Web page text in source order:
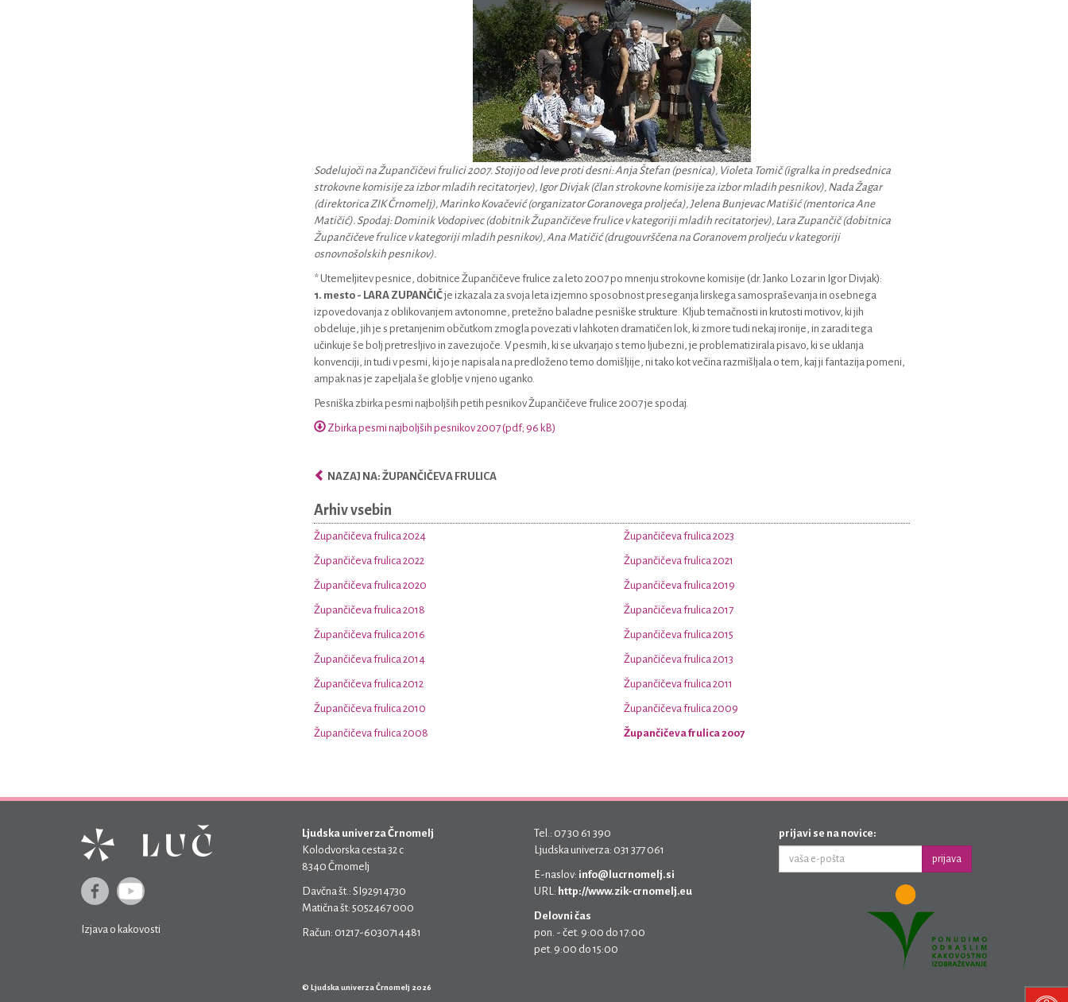
Sodelujoči na Župančičevi frulici 2007. Stojijo od leve proti desni: Anja Štefan (pesnica), Violeta Tomič (igralka in predsednica
strokovne komisije za izbor mladih recitatorjev), Igor Divjak (član strokovne komisije za izbor mladih pesnikov), Nada Žagar
(direktorica ZIK Črnomelj), Marinko Kovačević (organizator Goranovega proljeća), Jelena Bunjevac Matišić (mentorica Ane
Matičić). Spodaj: Dominik Vodopivec (dobitnik Župančičeve frulice v kategoriji mladih recitatorjev), Lara Zupančič (dobitnica
Župančičeve frulice v kategoriji mladih pesnikov), Ana Matičić (drugouvrščena na Goranovem proljeću v kategoriji
osnovnošolskih pesnikov).
* Utemeljitev pesnice, dobitnice Župančičeve frulice za leto 2007 po mnenju strokovne komisije (dr. Janko Lozar in Igor Divjak):
1. mesto - LARA ZUPANČIČje izkazala za svoja leta izjemno sposobnost preseganja lirskega samospraševanja in osebnega
izpovedovanja z oblikovanjem avtonomne, pretežno baladne pesniške strukture. Kljub temačnosti in krutosti motivov, ki jih
obdeluje, jih je s pretanjenim občutkom zmogla povezati v lahkoten dramatičen lok, ki zmore tudi nekaj ironije, in zaradi tega
učinkuje še bolj pretresljivo in zavezujoče. V pesmih, ki se ukvarjajo s temo ljubezni, je problematizirala pisavo, ki se uklanja
konvenciji, in tudi v pesmi, ki jo je napisala na predloženo temo domišljije, ni tako kot večina razmišljala o tem, kaj ji fantazija pomeni,
ampak nas je zapeljala še globlje v njeno uganko.
Pesniška zbirka pesmi najboljših petih pesnikov Župančičeve frulice 2007 je spodaj.
Zbirka pesmi najboljših pesnikov 2007 (pdf; 96 kB)
NAZAJ NA: ŽUPANČIČEVA FRULICA
Arhiv vsebin
Župančičeva frulica 2024 Župančičeva frulica 2023
Župančičeva frulica 2022 Župančičeva frulica 2021
Župančičeva frulica 2020 Župančičeva frulica 2019
Župančičeva frulica 2018 Župančičeva frulica 2017
Župančičeva frulica 2016 Župančičeva frulica 2015
Župančičeva frulica 2014 Župančičeva frulica 2013
Župančičeva frulica 2012 Župančičeva frulica 2011
Župančičeva frulica 2010 Župančičeva frulica 2009
Župančičeva frulica 2008 Župančičeva frulica 2007
Izjava o kakovosti
Ljudska univerza Črnomelj
Kolodvorska cesta 32 c
8340 Črnomelj
Davčna št.: SI92914730
Matična št: 5052467 000
Račun: 01217-6030714481
Tel.: 07 30 61 390
Ljudska univerza: 031 377 061
E-naslov: info@lucrnomelj.si
URL: http://www.zik-crnomelj.eu
Delovni čas
pon. - čet. 9:00 do 17:00
pet. 9:00 do 15:00
© Ljudska univerza Črnomelj 2026
prijavi se na novice:
prijava